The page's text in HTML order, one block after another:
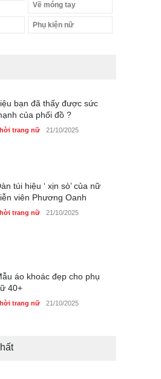
Vẽ móng tay
Phụ kiện nữ
bạn đã thấy được sức
của phối đồ ?
trang nữ 21/10/2025
túi hiệu ‘ xịn sò’ của nữ
viên Phương Oanh
trang nữ 21/10/2025
áo khoác đẹp cho phụ
40+
trang nữ 21/10/2025
tìm thông tin áo bra